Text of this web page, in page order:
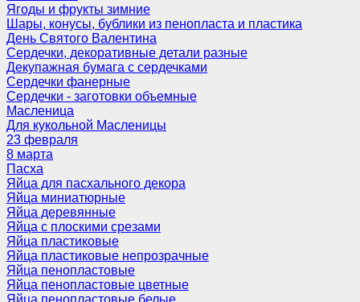
Ягоды и фрукты зимние
Шары, конусы, бублики из пенопласта и пластика
День Святого Валентина
Сердечки, декоративные детали разные
Декупажная бумага с сердечками
Сердечки фанерные
Сердечки - заготовки объемные
Масленица
Для кукольной Масленицы
23 февраля
8 марта
Пасха
Яйца для пасхального декора
Яйца миниатюрные
Яйца деревянные
Яйца с плоскими срезами
Яйца пластиковые
Яйца пластиковые непрозрачные
Яйца пенопластовые
Яйца пенопластовые цветные
Яйца пенопластовые белые